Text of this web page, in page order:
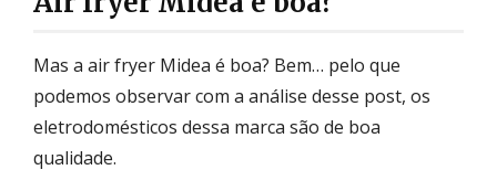
Mas a air fryer Midea é boa? Bem… pelo que
podemos observar com a análise desse post, os
eletrodomésticos dessa marca são de boa
qualidade.